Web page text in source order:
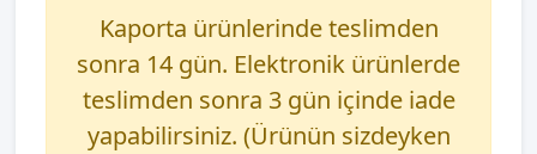
Kaporta ürünlerinde teslimden
sonra 14 gün. Elektronik ürünlerde
teslimden sonra 3 gün içinde iade
yapabilirsiniz. (Ürünün sizdeyken